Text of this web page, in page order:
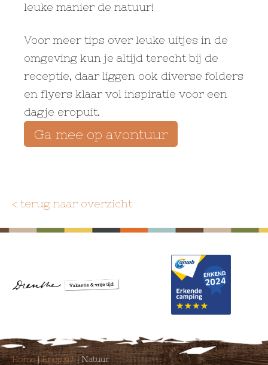
leuke manier de natuur!
Voor meer tips over leuke uitjes in de
omgeving kun je altijd terecht bij de
receptie, daar liggen ook diverse folders
en flyers klaar vol inspiratie voor een
dagje eropuit.
Ga mee op avontuur
< terug naar overzicht
Home|Er op uit|Natuur